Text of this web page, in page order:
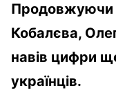
Продовжуючи
Кобалєва,
навів цифри
українців.